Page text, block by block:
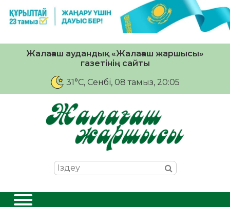
Жалағаш аудандық «Жалағаш жаршысы»
газетінің сайты
31°C, Сенбі, 08 тамыз, 20:05